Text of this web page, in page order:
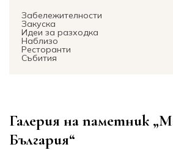
Забележителности
Закуска
Идеи за разходка
Наблизо
Ресторанти
Събития
Галерия на паметник
България“